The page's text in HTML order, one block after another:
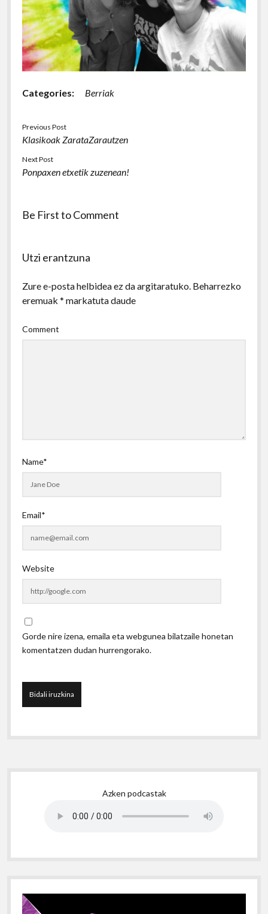
Categories: Berriak
Previous Post
Klasikoak ZarataZarautzen
Next Post
Ponpaxen etxetik zuzenean!
Be First to Comment
Utzi erantzuna
Zure e-posta helbidea ez da argitaratuko. Beharrezko
eremuak * markatuta daude
Comment
Name*
Email*
Website
Gorde nire izena, emaila eta webgunea bilatzaile honetan
komentatzen dudan hurrengorako.
Sidebar
Azken podcastak